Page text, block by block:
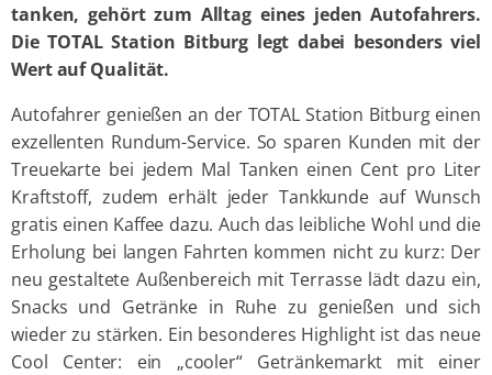
tanken, gehört zum Alltag eines jeden Autofahrers.
Die TOTAL Station Bitburg legt dabei besonders viel
Wert auf Qualität.
Autofahrer genießen an der TOTAL Station Bitburg einen
exzellenten Rundum-Service. So sparen Kunden mit der
Treuekarte bei jedem Mal Tanken einen Cent pro Liter
Kraftstoff, zudem erhält jeder Tankkunde auf Wunsch
gratis einen Kaffee dazu. Auch das leibliche Wohl und die
Erholung bei langen Fahrten kommen nicht zu kurz: Der
neu gestaltete Außenbereich mit Terrasse lädt dazu ein,
Snacks und Getränke in Ruhe zu genießen und sich
wieder zu stärken. Ein besonderes Highlight ist das neue
Cool Center: ein „cooler“ Getränkemarkt mit einer